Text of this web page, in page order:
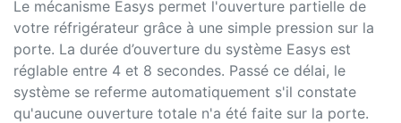
Le mécanisme Easys permet l'ouverture partielle de
votre réfrigérateur grâce à une simple pression sur la
porte. La durée d’ouverture du système Easys est
réglable entre 4 et 8 secondes. Passé ce délai, le
système se referme automatiquement s'il constate
qu'aucune ouverture totale n'a été faite sur la porte.